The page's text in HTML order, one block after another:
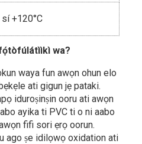
sí +120°C
wa?
waya fun awọn ohun elo
ati gigun jẹ pataki.
iduroṣinṣin ooru ati awọn
ayika ti PVC ti o ni aabo
fifi sori ẹrọ oorun.
ago ṣe idilọwọ oxidation ati